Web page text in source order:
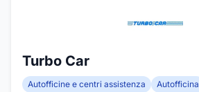
Turbo Car
Autofficine e centri assistenza
Autofficina